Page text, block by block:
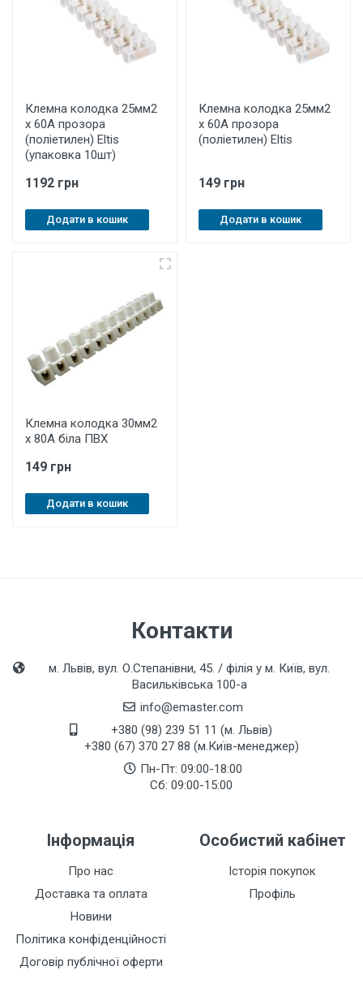
Клемна колодка 25мм2
х 60А прозора
(поліетилен) Eltis
(упаковка 10шт)
1192 грн
Додати в кошик
Клемна колодка 25мм2
х 60А прозора
(поліетилен) Eltis
149 грн
Додати в кошик
Клемна колодка 30мм2
x 80А біла ПВХ
149 грн
Додати в кошик
Контакти
м. Львів, вул. О.Степанівни, 45. / філія у м. Київ, вул.
Васильківська 100-а
info@emaster.com
+380 (98) 239 51 11 (м. Львів)
+380 (67) 370 27 88 (м.Київ-менеджер)
Пн-Пт: 09:00-18:00
Сб: 09:00-15:00
Інформація
Про нас
Доставка та оплата
Новини
Політика конфіденційності
Договір публічної оферти
Особистий кабінет
Історія покупок
Профіль